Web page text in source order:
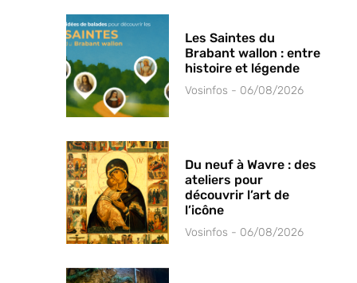
Les Saintes du
Brabant wallon : entre
histoire et légende
Vosinfos 06/08/2026
Du neuf à Wavre : des
ateliers pour
découvrir l’art de
l’icône
Vosinfos 06/08/2026